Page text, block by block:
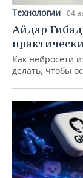
Технологии 04
Айдар
Как нейросети
делать, чтобы